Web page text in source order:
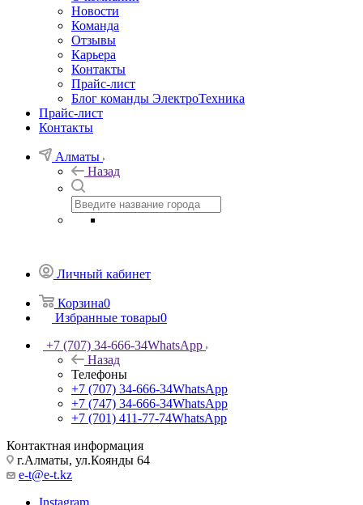
Новости
Команда
Отзывы
Карьера
Контакты
Прайс-лист
Блог команды ЭлектроТехника
Прайс-лист
Контакты
Алматы
Назад
Личный кабинет
Корзина0
Избранные товары0
+7 (707) 34-666-34WhatsApp
Назад
Телефоны
+7 (707) 34-666-34WhatsApp
+7 (747) 34-666-34WhatsApp
+7 (701) 411-77-74WhatsApp
Контактная информация
г.Алматы, ул.Коянды 64
e-t@e-t.kz
Instagram